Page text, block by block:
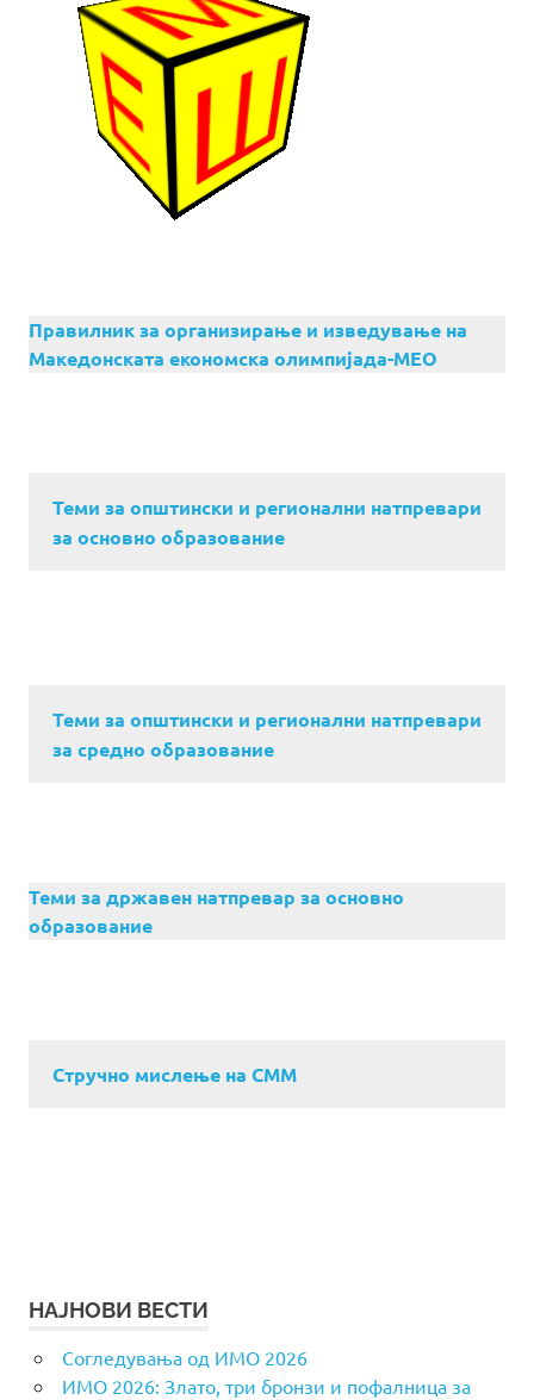
Правилник за организирање и изведување на
Македонската економска олимпијада-МЕО
Теми за општински и регионални натпревари
за основно образование
Теми за општински и регионални натпревари
за средно образование
Теми за државен натпревар за основно
образование
Стручно мислење на СММ
НАЈНОВИ ВЕСТИ
Согледувања од ИМО 2026
ИМО 2026: Злато, три бронзи и пофалница за